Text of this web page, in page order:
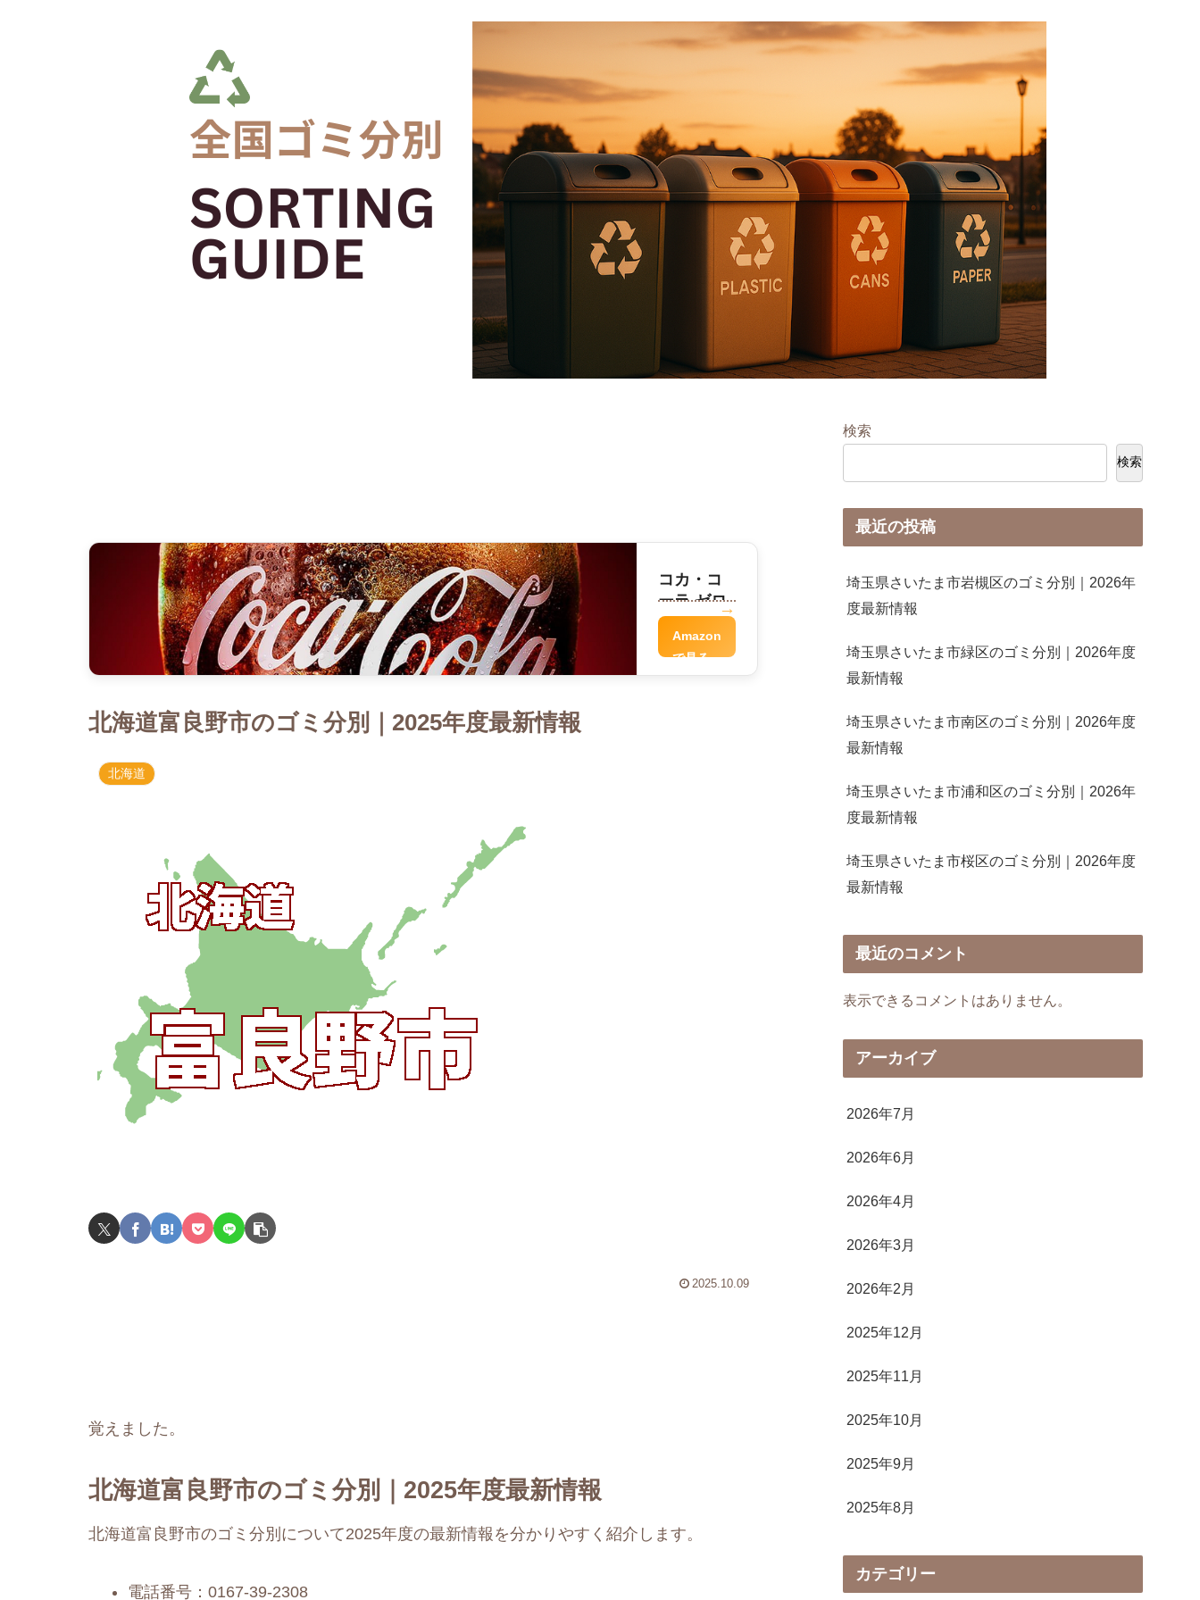
コカ・コ
ーラ ゼロ
Amazon
で見る
北海道富良野市のゴミ分別｜2025年度最新情報
北海道
2025.10.09
覚えました。
北海道富良野市のゴミ分別｜2025年度最新情報
北海道富良野市のゴミ分別について2025年度の最新情報を分かりやすく紹介します。
電話番号：0167-39-2308
検索
検索
最近の投稿
埼玉県さいたま市岩槻区のゴミ分別｜2026年
度最新情報
埼玉県さいたま市緑区のゴミ分別｜2026年度
最新情報
埼玉県さいたま市南区のゴミ分別｜2026年度
最新情報
埼玉県さいたま市浦和区のゴミ分別｜2026年
度最新情報
埼玉県さいたま市桜区のゴミ分別｜2026年度
最新情報
最近のコメント
表示できるコメントはありません。
アーカイブ
2026年7月
2026年6月
2026年4月
2026年3月
2026年2月
2025年12月
2025年11月
2025年10月
2025年9月
2025年8月
カテゴリー